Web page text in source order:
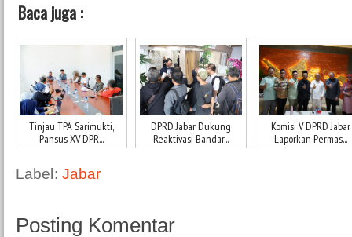
Baca juga :
Tinjau TPA Sarimukti,
Pansus XV DPR...
DPRD Jabar Dukung
Reaktivasi Bandar...
Komisi V DPRD Jabar
Laporkan Permas...
Label: Jabar
Posting Komentar